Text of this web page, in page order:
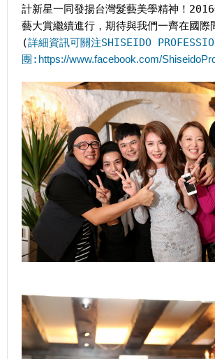
計新星一同發揚台灣髮藝美學精神！
藝大賞繼續進行，期待與我們一齊在國際
(詳細資訊可關注SHISEIDO
團: https://www.facebook.com/